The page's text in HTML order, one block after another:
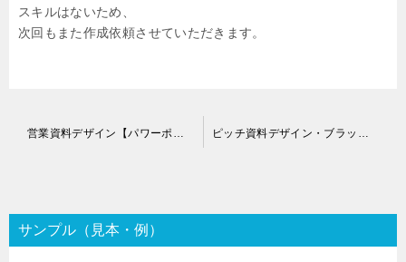
スキルはないため、
次回もまた作成依頼させていただきます。
ゲ
ー
シ
サンプル（見本・例）